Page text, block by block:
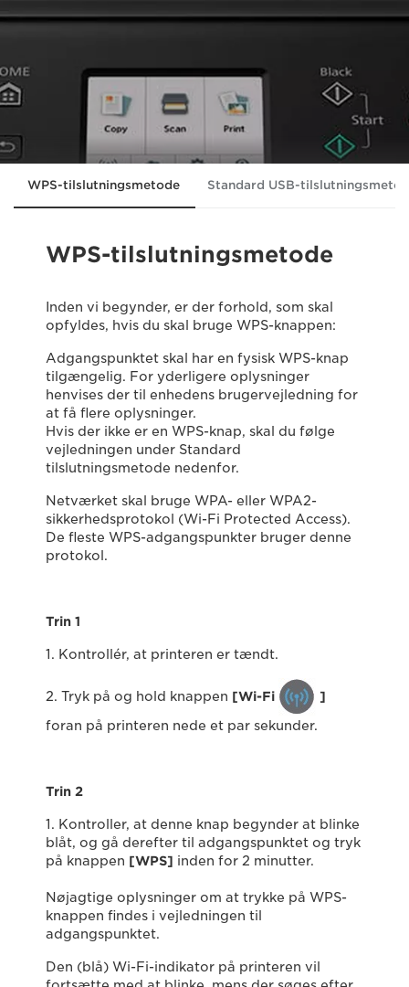
WPS-tilslutningsmetode Standard USB-
WPS-tilslutningsmetode
Inden vi begynder, er der forhold, som skal
opfyldes, hvis du skal bruge WPS-knappen:
Adgangspunktet skal har en fysisk WPS-knap
tilgængelig. For yderligere oplysninger
henvises der til enhedens brugervejledning for
at få flere oplysninger.
Hvis der ikke er en WPS-knap, skal du følge
vejledningen under Standard
tilslutningsmetode nedenfor.
Netværket skal bruge WPA- eller WPA2-
sikkerhedsprotokol (Wi-Fi Protected Access).
De fleste WPS-adgangspunkter bruger denne
protokol.
Trin 1
1. Kontrollér, at printeren er tændt.
2. Tryk på og hold knappen [Wi-Fi ]
foran på printeren nede et par sekunder.
Trin 2
1. Kontroller, at denne knap begynder at blinke
blåt, og gå derefter til adgangspunktet og tryk
på knappen [WPS] inden for 2 minutter.
Nøjagtige oplysninger om at trykke på WPS-
knappen findes i vejledningen til
adgangspunktet.
Den (blå) Wi-Fi-indikator på printeren vil